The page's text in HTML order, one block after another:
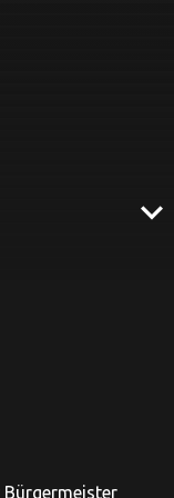
expand_more
Bürgermeister